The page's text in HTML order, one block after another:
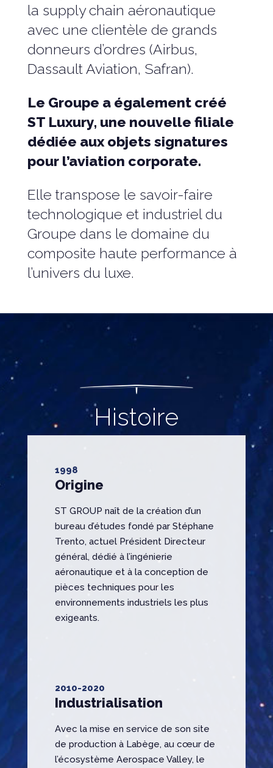
la supply chain aéronautique
avec une clientèle de grands
donneurs d’ordres (Airbus,
Dassault Aviation, Safran).
Le Groupe a également créé
ST Luxury, une nouvelle filiale
dédiée aux objets signatures
pour l’aviation corporate.
Elle transpose le savoir-faire
technologique et industriel du
Groupe dans le domaine du
composite haute performance à
l’univers du luxe.
Histoire
1998
Origine
ST GROUP naît de la création d’un
bureau d’études fondé par Stéphane
Trento, actuel Président Directeur
général, dédié à l’ingénierie
aéronautique et à la conception de
pièces techniques pour les
environnements industriels les plus
exigeants.
2010-2020
Industrialisation
Avec la mise en service de son site
de production à Labège, au cœur de
l’écosystème Aerospace Valley, le